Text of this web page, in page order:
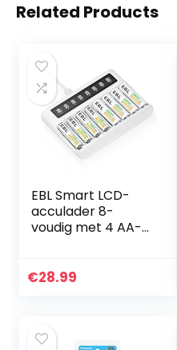
Related Products
EBL Smart LCD-
acculader 8-
voudig met 4 AA-
batterijen 1100
€28.99